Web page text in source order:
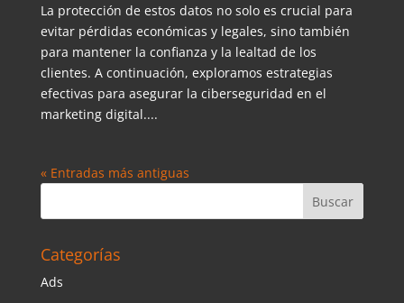
La protección de estos datos no solo es crucial para
evitar pérdidas económicas y legales, sino también
para mantener la confianza y la lealtad de los
clientes. A continuación, exploramos estrategias
efectivas para asegurar la ciberseguridad en el
marketing digital....
« Entradas más antiguas
Categorías
Ads